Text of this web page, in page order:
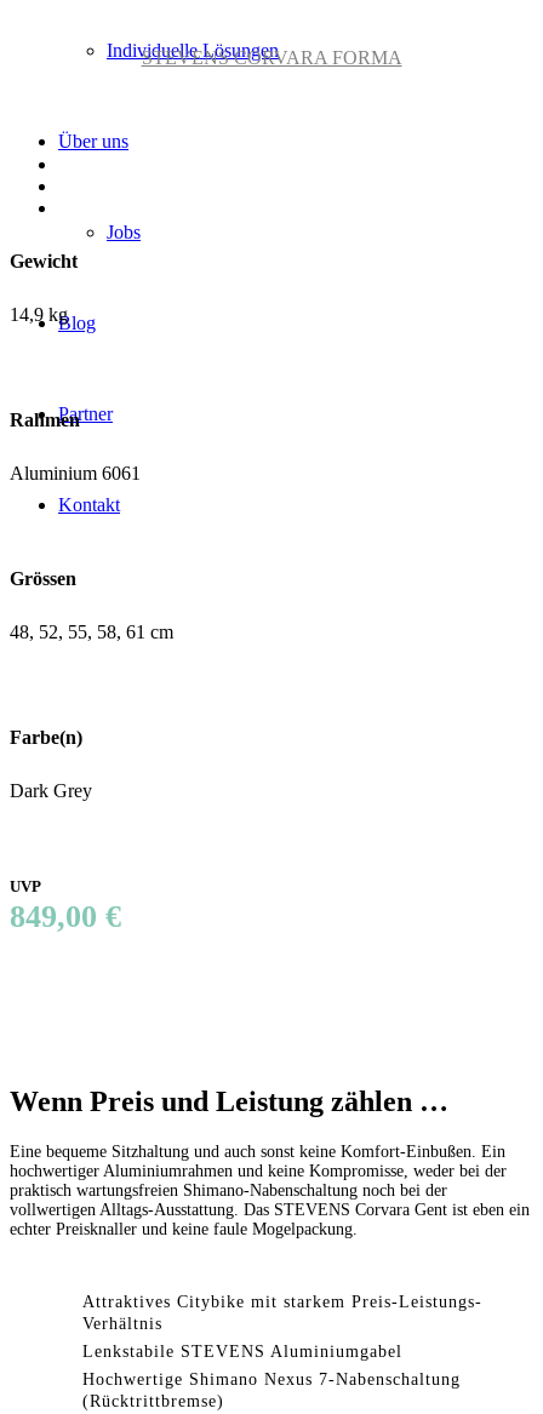
Individuelle Lösungen
Über uns
Jobs
Blog
Partner
Kontakt
STEVENS CORVARA FORMA
Gewicht
14,9 kg
Rahmen
Aluminium 6061
Grössen
48, 52, 55, 58, 61 cm
Farbe(n)
Dark Grey
UVP
849,00 €
Wenn Preis und Leistung zählen …
Eine bequeme Sitzhaltung und auch sonst keine Komfort-Einbußen. Ein
hochwertiger Aluminiumrahmen und keine Kompromisse, weder bei der
praktisch wartungsfreien Shimano-Nabenschaltung noch bei der
vollwertigen Alltags-Ausstattung. Das STEVENS Corvara Gent ist eben ein
echter Preisknaller und keine faule Mogelpackung.
Attraktives Citybike mit starkem Preis-Leistungs-
Verhältnis
Lenkstabile STEVENS Aluminiumgabel
Hochwertige Shimano Nexus 7-Nabenschaltung
(Rücktrittbremse)